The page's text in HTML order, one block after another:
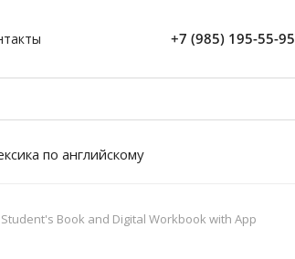
+7 (985) 195-55-95
по английскому
Book and Digital Workbook with App